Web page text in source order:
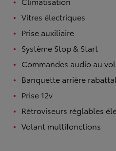
Vitres électriques
Prise auxiliaire
Système Stop & Start
Commandes audio au
Banquette arrière
Prise 12v
Rétroviseurs réglables
Volant multifonctions